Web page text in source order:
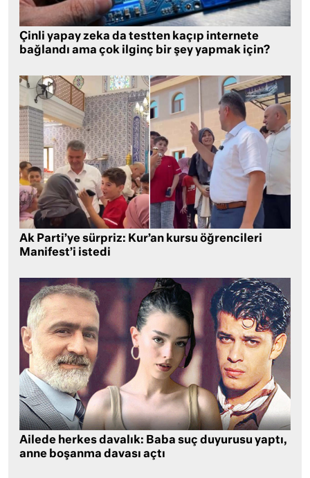
Çinli yapay zeka da testten kaçıp internete
bağlandı ama çok ilginç bir şey yapmak için?
Ak Parti’ye sürpriz: Kur’an kursu öğrencileri
Manifest’i istedi
Ailede herkes davalık: Baba suç duyurusu yaptı,
anne boşanma davası açtı